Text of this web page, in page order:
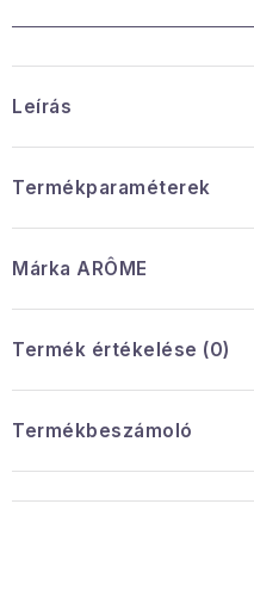
Leírás
Termékparaméterek
Márka ARÔME
Termék értékelése (0)
Termékbeszámoló